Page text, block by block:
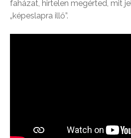
faházat, hirtelen megérted, mit
„képeslapra illő”.